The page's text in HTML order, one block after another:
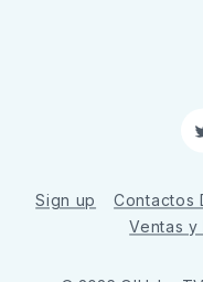
Sign up
Contactos
Ventas